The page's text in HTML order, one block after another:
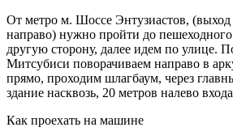
От метро м. Шоссе Энтузиастов, (выход
направо) нужно пройти до пешеходного
другую сторону, далее идем по улице.
Митсубиси поворачиваем направо в
прямо, проходим шлагбаум, через
здание насквозь, 20 метров налево
Как проехать на машине